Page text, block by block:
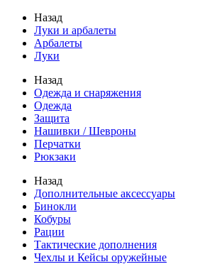
Назад
Луки и арбалеты
Арбалеты
Луки
Назад
Одежда и снаряжения
Одежда
Защита
Нашивки / Шевроны
Перчатки
Рюкзаки
Назад
Дополнительные аксессуары
Бинокли
Кобуры
Рации
Тактические дополнения
Чехлы и Кейсы оружейные